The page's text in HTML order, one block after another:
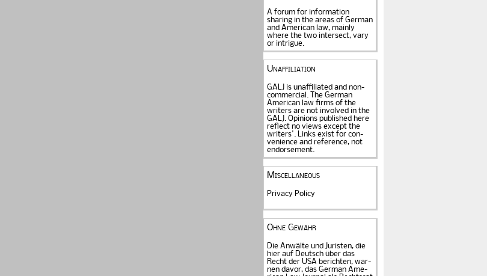
A forum for information
sharing in the areas of German
and American law, mainly
where the two intersect, vary
or intrigue.
Unaffiliation
GALJ is unaffiliated and non-
commercial. The Ger­man
American law firms of the
writers are not in­volved in the
GALJ. Opi­nions published here
reflect no views except the
writers'. Links exist for con­
venience and refe­rence, not
endorse­ment.
Miscellaneous
Privacy Policy
Ohne Gewähr
Die Anwälte und Juristen, die
hier auf Deutsch über das
Recht der USA be­rich­ten, war­
nen davor, das German Ame­